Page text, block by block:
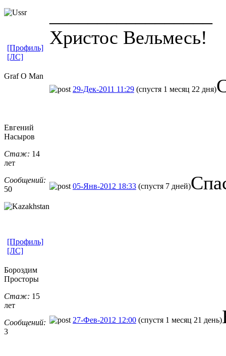
Христос Вельмесь!
[Профиль]
[ЛС]
Graf O Man
29-Дек-2011 11:29 (спустя 1 месяц 22 дня)
Евгений
Насыров
Стаж: 14
лет
Сообщений:
50
05-Янв-2012 18:33 (спустя 7 дней)
[Профиль]
[ЛС]
Бороздим
Просторы
Стаж: 15
лет
Сообщений:
3
27-Фев-2012 12:00 (спустя 1 месяц 21 день)